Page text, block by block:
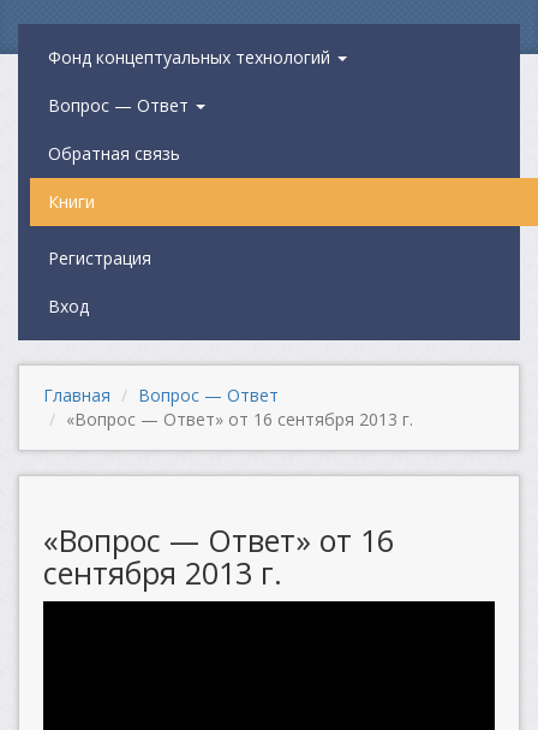
Фонд концептуальных технологий
Вопрос — Ответ
Обратная связь
Книги
Регистрация
Вход
Главная
Вопрос — Ответ
«Вопрос — Ответ» от 16 сентября 2013 г.
«Вопрос — Ответ» от 16
сентября 2013 г.